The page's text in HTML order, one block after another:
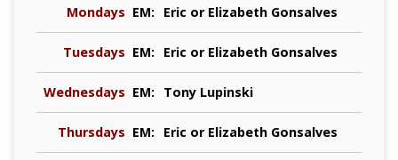
Mondays EM: Eric or Elizabeth Gonsalves
Tuesdays EM: Eric or Elizabeth Gonsalves
Wednesdays EM: Tony Lupinski
Thursdays EM: Eric or Elizabeth Gonsalves